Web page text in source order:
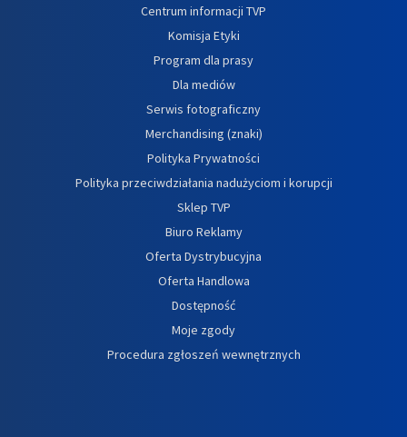
Centrum informacji TVP
Komisja Etyki
Program dla prasy
Dla mediów
Serwis fotograficzny
Merchandising (znaki)
Polityka Prywatności
Polityka przeciwdziałania nadużyciom i korupcji
Sklep TVP
Biuro Reklamy
Oferta Dystrybucyjna
Oferta Handlowa
Dostępność
Moje zgody
Procedura zgłoszeń wewnętrznych